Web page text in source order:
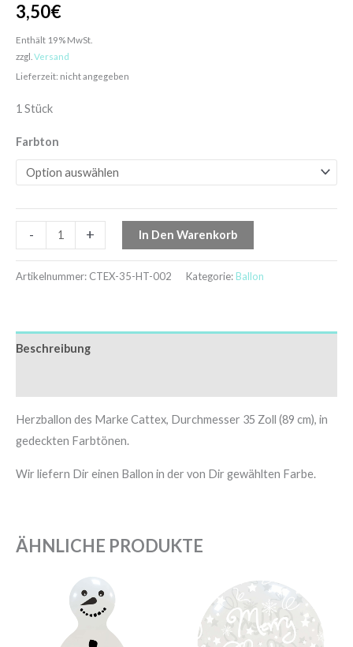
3,50€
Enthält 19% MwSt.
zzgl. Versand
Lieferzeit: nicht angegeben
1 Stück
Farbton
- + In Den Warenkorb
Artikelnummer: CTEX-35-HT-002 Kategorie: Ballon
Beschreibung
Herzballon des Marke Cattex, Durchmesser 35 Zoll (89 cm), in
gedeckten Farbtönen.
Wir liefern Dir einen Ballon in der von Dir gewählten Farbe.
ÄHNLICHE PRODUKTE